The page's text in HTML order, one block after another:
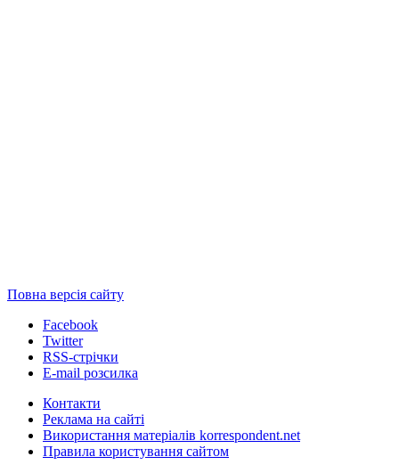
Повна версія сайту
Facebook
Twitter
RSS-стрічки
E-mail розсилка
Контакти
Реклама на сайті
Використання матеріалів korrespondent.net
Правила користування сайтом